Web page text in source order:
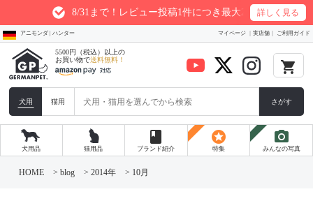
8/31まで！レビュー投稿1件につき最大200ptプレゼント
詳しく見る
アニモンダ | ハンター マイページ 実店舗 ご利用ガイド
5500円（税込）以上の
お買い物で送料無料！ local_grocery_store
犬用 猫用 さがす
犬用品 猫用品
book
ブランド紹介
stars
特集
photo_camera
みんなの写真
HOME > blog > 2014年 > 10月